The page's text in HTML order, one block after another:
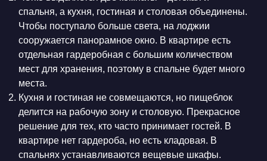
спальня, а кухня, гостиная и столовая объединены.
Чтобы поступало больше света, на лоджии
сооружается панорамное окно. В квартире есть
отдельная гардеробная с большим количеством
мест для хранения, поэтому в спальне будет много
места.
Кухня и гостиная не совмещаются, но пищеблок
делится на рабочую зону и столовую. Прекрасное
решение для тех, кто часто принимает гостей. В
квартире нет гардероба, но есть кладовая. В
спальнях устанавливаются вещевые шкафы.